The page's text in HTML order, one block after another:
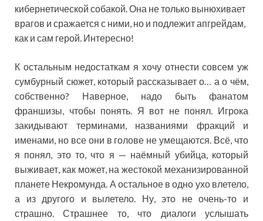
кибернетической собакой. Она не только вынюхивает
врагов и сражается с ними, но и подлежит апгрейдам,
как и сам герой. Интересно!
К остальным недостаткам я хочу отнести совсем уж
сумбурный сюжет, который рассказывает о… а о чём,
собственно? Наверное, надо быть фанатом
франшизы, чтобы понять. Я вот не понял. Игрока
закидывают терминами, названиями фракций и
именами, но все они в голове не умещаются. Всё, что
я понял, это то, что я — наёмный убийца, который
выживает, как может, на жестокой механизированной
планете Некромунда. А остальное в одно ухо влетело,
а из другого и вылетело. Ну, это не очень-то и
страшно. Страшнее то, что диалоги услышать